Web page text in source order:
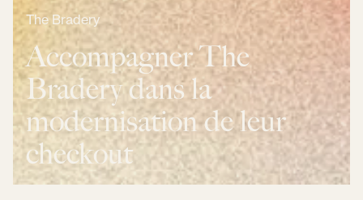
The Bradery
Accompagner The
Bradery dans la
modernisation de leur
checkout